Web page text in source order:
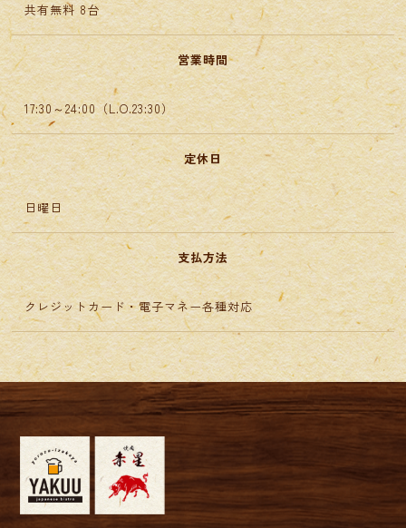
共有無料 8台
営業時間
17:30～24:00（L.O.23:30）
定休日
日曜日
支払方法
クレジットカード・電子マネー各種対応